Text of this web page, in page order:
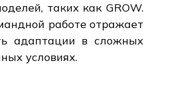
таких как GROW.
работе отражает
адаптации в сложных
условиях.